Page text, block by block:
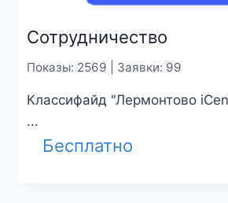
Сотрудничество
Показы: 2569 | Заявки: 99
Классифайд "Лермонтово
...
Бесплатно